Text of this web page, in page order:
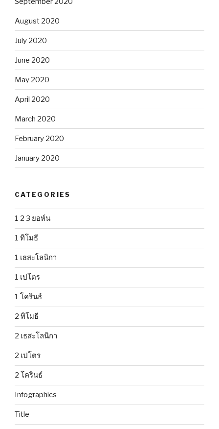
August 2020
July 2020
June 2020
May 2020
April 2020
March 2020
February 2020
January 2020
CATEGORIES
1 2 3 ยอห์น
1 ทิโมธี
1 เธสะโลนิกา
1 เปโตร
1 โครินธ์
2 ทิโมธี
2 เธสะโลนิกา
2 เปโตร
2 โครินธ์
Infographics
Title